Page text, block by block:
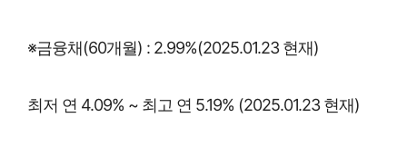
※금융채(60개월) : 2.99%(2025.01.23 현재)
최저 연 4.09% ~ 최고 연 5.19% (2025.01.23 현재)